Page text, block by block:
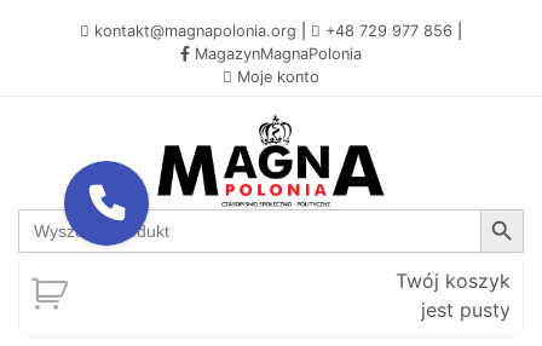
kontakt@magnapolonia.org +48 729 977 856
MagazynMagnaPolonia
Moje konto
Search
for:
Search Button
Twój koszyk
jest pusty